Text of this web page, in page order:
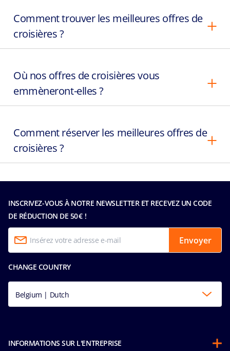
Comment trouver les meilleures offres de
croisières ?
Où nos offres de croisières vous
emmèneront-elles ?
Comment réserver les meilleures offres de
croisières ?
INSCRIVEZ-VOUS À NOTRE NEWSLETTER ET RECEVEZ UN CODE
DE RÉDUCTION DE 50 € !
Envoyer
CHANGE COUNTRY
Belgium | Dutch
INFORMATIONS SUR L'ENTREPRISE